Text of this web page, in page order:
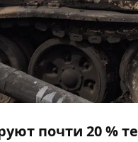
почти 20 %